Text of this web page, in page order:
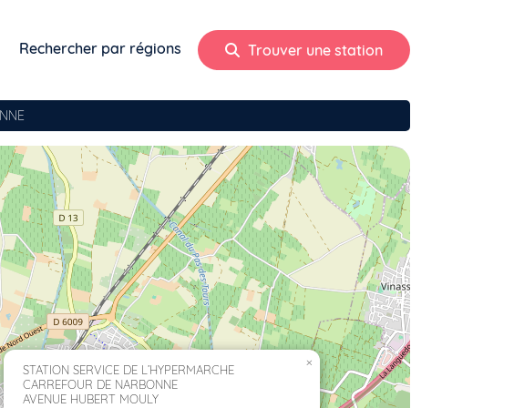
Rechercher par régions Trouver une station
STATION SERVICE DE L’HYPERMARCHE
CARREFOUR DE NARBONNE
AVENUE HUBERT MOULY
×